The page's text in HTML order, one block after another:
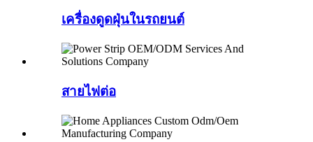
เครื่องดูดฝุ่นในรถยนต์
สายไฟต่อ